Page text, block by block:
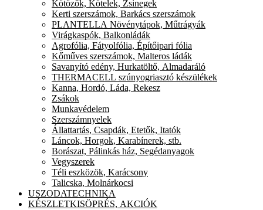
Kötözők, Kötelek, Zsinegek
Kerti szerszámok, Barkács szerszámok
PLANTELLA Növénytápok, Műtrágyák
Virágkaspók, Balkonládák
Agrofólia, Fátyolfólia, Építőipari fólia
Kőműves szerszámok, Malteros ládák
Savanyító edény, Hurkatöltő, Almadaráló
THERMACELL szúnyogriasztó készülékek
Kanna, Hordó, Láda, Rekesz
Zsákok
Munkavédelem
Szerszámnyelek
Állattartás, Csapdák, Etetők, Itatók
Láncok, Horgok, Karabínerek, stb.
Borászat, Pálinkás ház, Segédanyagok
Vegyszerek
Téli eszközök, Karácsony
Talicska, Molnárkocsi
USZODATECHNIKA
KÉSZLETKISÖPRÉS, AKCIÓK